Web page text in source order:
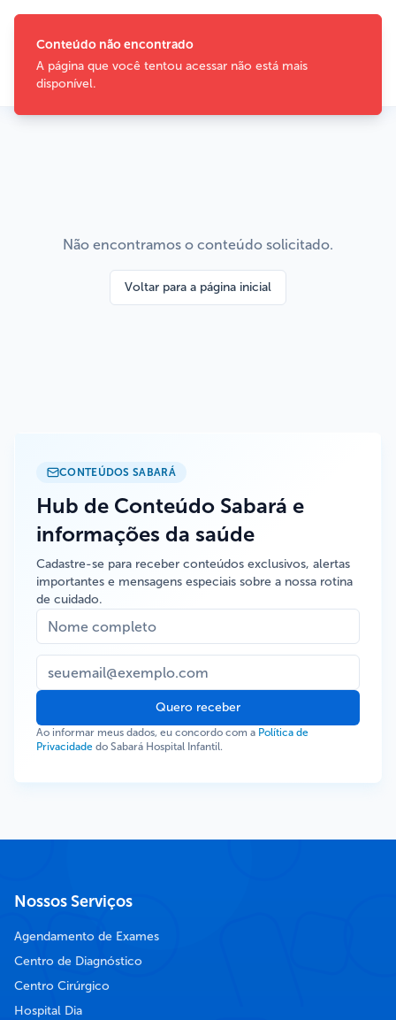
Não encontramos o conteúdo solicitado.
Voltar para a página inicial
CONTEÚDOS SABARÁ
Hub de Conteúdo Sabará e
informações da saúde
Cadastre-se para receber conteúdos exclusivos, alertas
importantes e mensagens especiais sobre a nossa rotina
de cuidado.
Quero receber
Ao informar meus dados, eu concordo com a Política de
Privacidade do Sabará Hospital Infantil.
Nossos Serviços
Agendamento de Exames
Centro de Diagnóstico
Centro Cirúrgico
Hospital Dia